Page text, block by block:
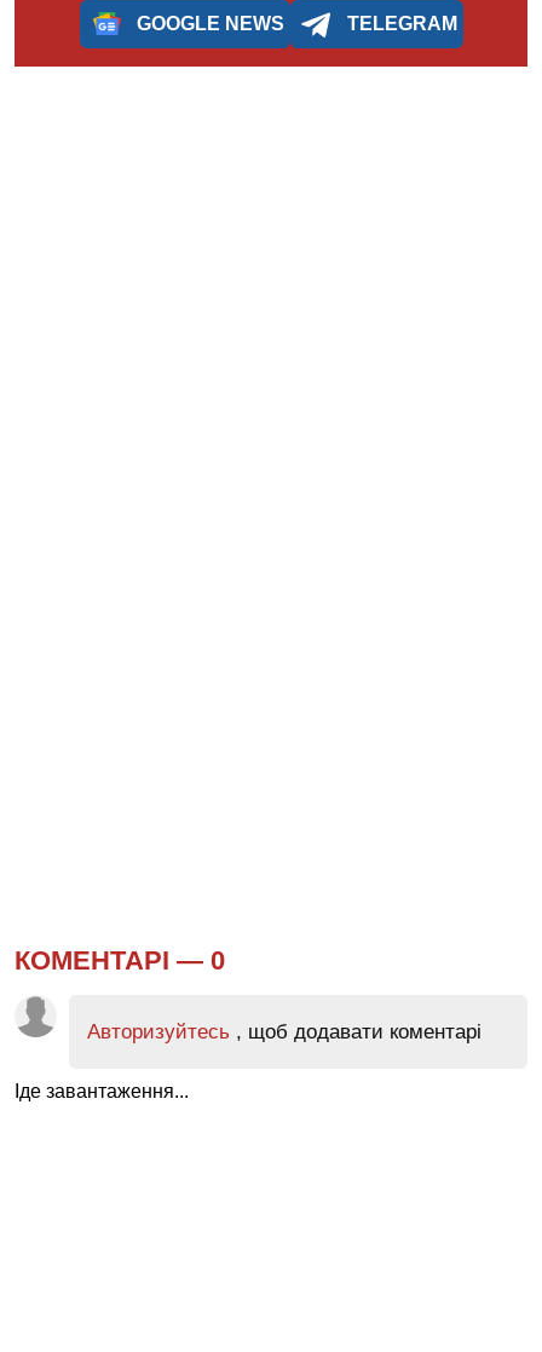
GOOGLE NEWS TELEGRAM
КОМЕНТАРІ — 0
Авторизуйтесь , щоб додавати коментарі
Іде завантаження...